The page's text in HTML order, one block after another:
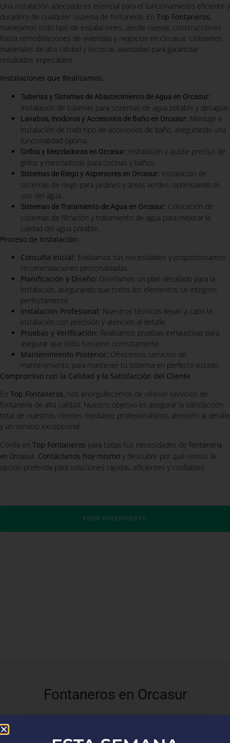
Una instalación adecuada es esencial para el funcionamiento eficiente y
duradero de cualquier sistema de fontanería. En Top Fontaneros,
manejamos todo tipo de instalaciones, desde nuevas construcciones
hasta remodelaciones de viviendas y negocios en Orcasur. Utilizamos
materiales de alta calidad y técnicas avanzadas para garantizar
resultados impecables.
Instalaciones que Realizamos:
Tuberías y Sistemas de Abastecimiento de Agua en Orcasur:
Instalación de tuberías para sistemas de agua potable y desagüe.
Lavabos, Inodoros y Accesorios de Baño en Orcasur: Montaje e
instalación de todo tipo de accesorios de baño, asegurando una
funcionalidad óptima.
Grifos y Mezcladoras en Orcasur: Instalación y ajuste preciso de
grifos y mezcladoras para cocinas y baños.
Sistemas de Riego y Aspersores en Orcasur: Instalación de
sistemas de riego para jardines y áreas verdes, optimizando el
uso del agua.
Sistemas de Tratamiento de Agua en Orcasur: Colocación de
sistemas de filtración y tratamiento de agua para mejorar la
calidad del agua potable.
Proceso de Instalación:
Consulta Inicial: Evaluamos tus necesidades y proporcionamos
recomendaciones personalizadas.
Planificación y Diseño: Diseñamos un plan detallado para la
instalación, asegurando que todos los elementos se integren
perfectamente.
Instalación Profesional: Nuestros técnicos llevan a cabo la
instalación con precisión y atención al detalle.
Pruebas y Verificación: Realizamos pruebas exhaustivas para
asegurar que todo funcione correctamente.
Mantenimiento Posterior: Ofrecemos servicios de
mantenimiento para mantener tu sistema en perfecto estado.
Compromiso con la Calidad y la Satisfacción del Cliente
En Top Fontaneros, nos enorgullecemos de ofrecer servicios de
fontanería de alta calidad. Nuestro objetivo es asegurar la satisfacción
total de nuestros clientes mediante profesionalismo, atención al detalle
y un servicio excepcional.
Confía en Top Fontaneros para todas tus necesidades de fontanería
en Orcasur. Contáctanos hoy mismo y descubre por qué somos la
opción preferida para soluciones rápidas, eficientes y confiables.
PEDIR PRESUPUESTO
Fontaneros en Orcasur